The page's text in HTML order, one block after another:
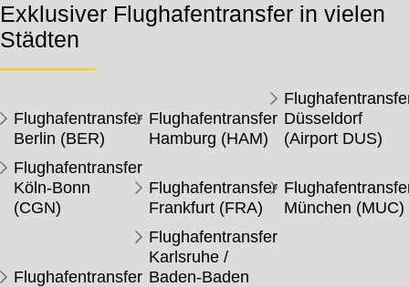
Exklusiver Flughafentransfer in vielen
Städten
Flughafentransfer
Berlin (BER)
Flughafentransfer
Hamburg (HAM)
Düsseldorf
(Airport DUS)
Flughafentransfer
Köln-Bonn
(CGN)
Flughafentransfer
Frankfurt (FRA)
München (MUC)
Flughafentransfer
Flughafentransfer
Karlsruhe /
Baden-Baden